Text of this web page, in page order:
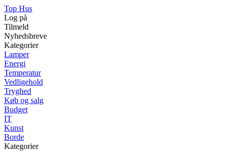
Top Hus
Log på
Tilmeld
Nyhedsbreve
Kategorier
Lamper
Energi
Temperatur
Vedligehold
Tryghed
Køb og salg
Budget
IT
Kunst
Borde
Kategorier